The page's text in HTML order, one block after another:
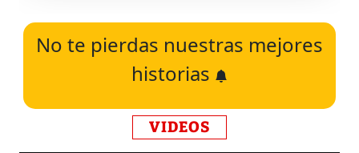
No te pierdas nuestras mejores
historias
VIDEOS